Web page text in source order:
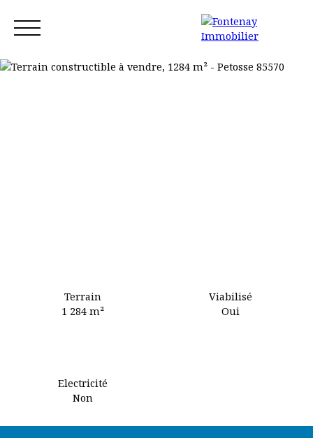
Terrain
1 284 m²
Viabilisé
Oui
Electricité
Non